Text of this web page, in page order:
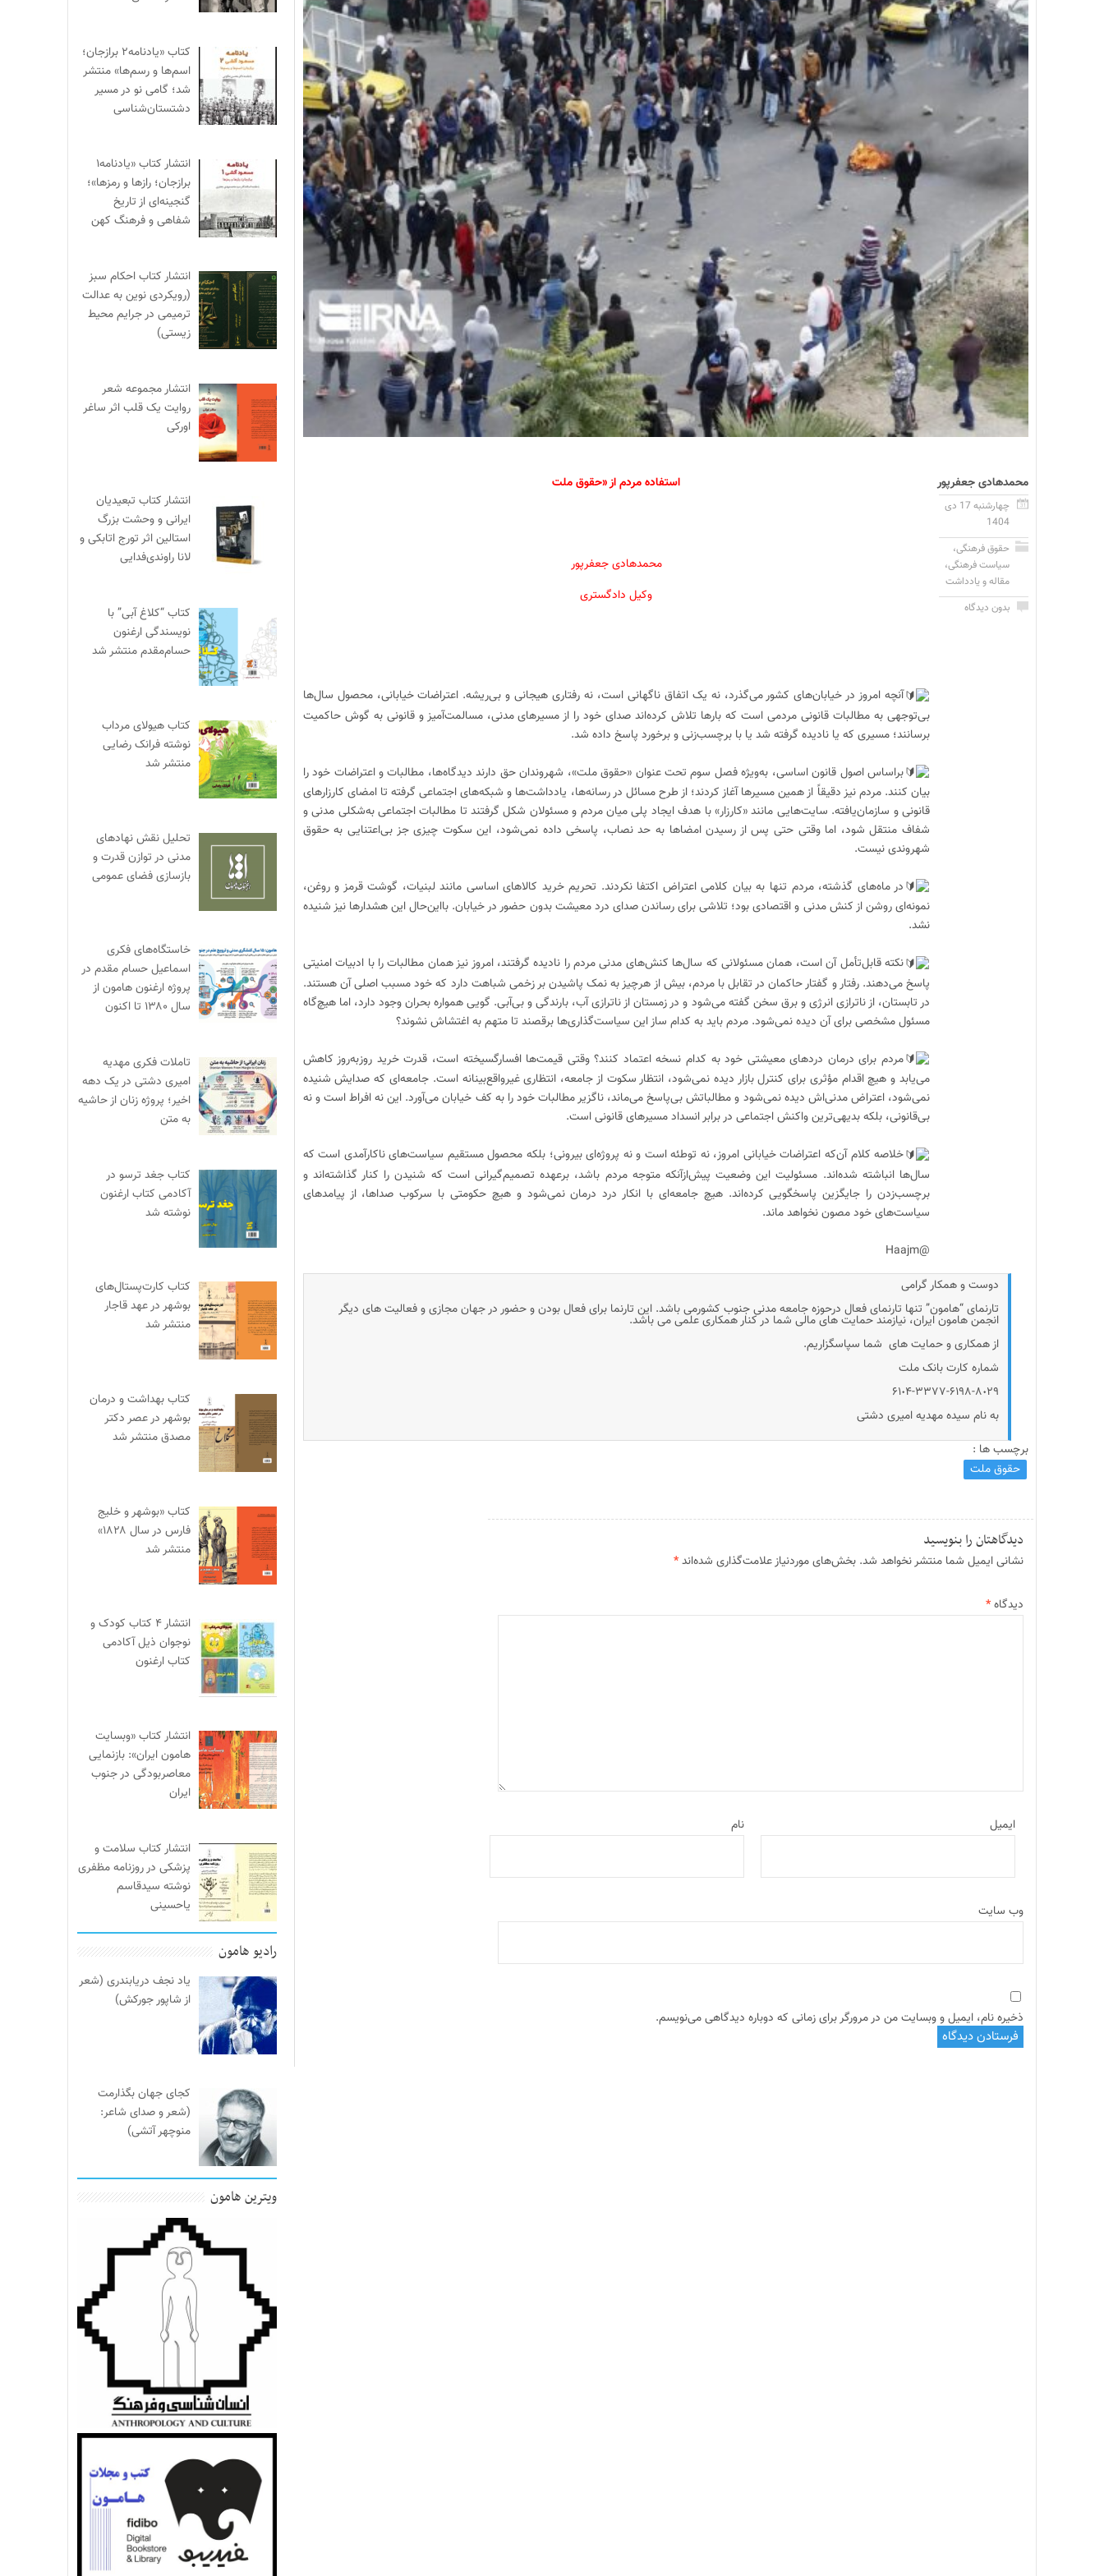
محمدهادی جعفرپور
چهارشنبه 17 دی
1404
حقوق فرهنگی،
سیاست فرهنگی،
مقاله و یادداشت
بدون دیدگاه
استفاده مردم از «حقوق ملت
محمدهادی جعفرپور
وکیل دادگستری
آنچه امروز در خیابان‌های کشور می‌گذرد، نه یک اتفاق ناگهانی است، نه رفتاری هیجانی و بی‌ریشه. اعتراضات خیابانی، محصول سال‌ها
بی‌توجهی به مطالبات قانونی مردمی است که بارها تلاش کرده‌اند صدای خود را از مسیرهای مدنی، مسالمت‌آمیز و قانونی به گوش حاکمیت
برسانند؛ مسیری که یا نادیده گرفته شد یا با برچسب‌زنی و برخورد پاسخ داده شد.
براساس اصول قانون اساسی، به‌ویژه فصل سوم تحت عنوان «حقوق ملت»، شهروندان حق دارند دیدگاه‌ها، مطالبات و اعتراضات خود را
بیان کنند. مردم نیز دقیقاً از همین مسیرها آغاز کردند؛ از طرح مسائل در رسانه‌ها، یادداشت‌ها و شبکه‌های اجتماعی گرفته تا امضای کارزارهای
قانونی و سازمان‌یافته. سایت‌هایی مانند «کارزار» با هدف ایجاد پلی میان مردم و مسئولان شکل گرفتند تا مطالبات اجتماعی به‌شکلی مدنی و
شفاف منتقل شود، اما وقتی حتی پس از رسیدن امضاها به حد نصاب، پاسخی داده نمی‌شود، این سکوت چیزی جز بی‌اعتنایی به حقوق
شهروندی نیست.
در ماه‌های گذشته، مردم تنها به بیان کلامی اعتراض اکتفا نکردند. تحریم خرید کالاهای اساسی مانند لبنیات، گوشت قرمز و روغن،
نمونه‌ای روشن از کنش مدنی و اقتصادی بود؛ تلاشی برای رساندن صدای درد معیشت بدون حضور در خیابان. بااین‌حال این هشدارها نیز شنیده
نشد.
نکته قابل‌تأمل آن است، همان مسئولانی که سال‌ها کنش‌های مدنی مردم را نادیده گرفتند، امروز نیز همان مطالبات را با ادبیات امنیتی
پاسخ می‌دهند. رفتار و گفتار حاکمان در تقابل با مردم، بیش از هرچیز به نمک پاشیدن بر زخمی شباهت دارد که خود مسبب اصلی آن هستند.
در تابستان، از ناترازی انرژی و برق سخن گفته می‌‌شود و در زمستان از ناترازی آب، بارندگی و بی‌آبی. گویی همواره بحران وجود دارد، اما هیچ‌گاه
مسئول مشخصی برای آن دیده نمی‌شود. مردم باید به کدام ساز این سیاست‌گذاری‌ها برقصند تا متهم به اغتشاش نشوند؟
مردم برای درمان دردهای معیشتی خود به کدام نسخه اعتماد کنند؟ وقتی قیمت‌ها افسارگسیخته است، قدرت خرید روزبه‌روز کاهش
می‌یابد و هیچ اقدام مؤثری برای کنترل بازار دیده نمی‌شود، انتظار سکوت از جامعه، انتظاری غیرواقع‌بینانه است. جامعه‌ای که صدایش شنیده
نمی‌شود، اعتراض مدنی‌اش دیده نمی‌شود و مطالباتش بی‌پاسخ می‌ماند، ناگزیر مطالبات خود را به کف خیابان می‌آورد. این نه افراط است و نه
بی‌قانونی، بلکه بدیهی‌ترین واکنش اجتماعی در برابر انسداد مسیرهای قانونی است.
خلاصه کلام آن‌که اعتراضات خیابانی امروز، نه توطئه است و نه پروژه‌ای بیرونی؛ بلکه محصول مستقیم سیاست‌های ناکارآمدی است که
سال‌ها انباشته شده‌اند. مسئولیت این وضعیت پیش‌ازآنکه متوجه مردم باشد، برعهده تصمیم‌گیرانی است که شنیدن را کنار گذاشته‌اند و
برچسب‌زدن را جایگزین پاسخگویی کرده‌اند. هیچ جامعه‌ای با انکار درد درمان نمی‌شود و هیچ حکومتی با سرکوب صداها، از پیامدهای
سیاست‌های خود مصون نخواهد ماند.
@Haajm
دوست و همکار گرامی
تارنمای “هامون” تنها تارنمای فعال درحوزه جامعه مدنی جنوب کشورمی باشد. این تارنما برای فعال بودن و حضور در جهان مجازی و فعالیت های دیگر
انجمن هامون ایران، نیازمند حمایت های مالی شما در کنار همکاری علمی می باشد.
از همکاری و حمایت های شما سپاسگزاریم.
شماره کارت بانک ملت
۶۱٠۴-۳۳۷۷-۶۱۹۸-۸٠۲۹
به نام سیده مهدیه امیری دشتی
برچسب ها :
حقوق ملت
دیدگاهتان را بنویسید
نشانی ایمیل شما منتشر نخواهد شد. بخش‌های موردنیاز علامت‌گذاری شده‌اند*
دیدگاه*
نام ایمیل
وب‌ سایت
ذخیره نام، ایمیل و وبسایت من در مرورگر برای زمانی که دوباره دیدگاهی می‌نویسم.
کتاب «یادنامه۲ برازجان؛
اسم‌ها و رسم‌ها» منتشر
شد؛ گامی نو در مسیر
دشتستان‌شناسی
انتشار کتاب «یادنامه۱
برازجان؛ رازها و رمزها»؛
گنجینه‌ای از تاریخ
شفاهی و فرهنگ کهن
انتشار کتاب احکام سبز
(رویکردی نوین به عدالت
ترمیمی در جرایم محیط‌
زیستی)
انتشار مجموعه شعر
روایت یک قلب اثر ساغر
اورکی
انتشار کتاب تبعیدیان
ایرانی و وحشت بزرگ
استالین اثر تورج اتابکی و
لانا راوندی‌فدایی
کتاب “کلاغ آبی” با
نویسندگی ارغنون
حسام‌مقدم منتشر شد
کتاب هیولای مرداب
نوشته فرانک رضایی
منتشر شد
تحلیل نقش نهادهای
مدنی در توازن قدرت و
بازسازی فضای عمومی
خاستگاه‌های فکری
اسماعیل حسام مقدم در
پروژه ارغنون هامون از
سال ۱۳۸۰ تا اکنون
تاملات فکری مهدیه
امیری دشتی در یک دهه
اخیر؛ پروژه زنان از حاشیه
به متن
کتاب جغد ترسو در
آکادمی کتاب ارغنون
نوشته شد
کتاب کارت‌پستال‌های
بوشهر در عهد قاجار
منتشر شد
کتاب بهداشت و درمان
بوشهر در عصر دکتر
مصدق منتشر شد
کتاب «بوشهر و خلیج
فارس در سال ۱۸۲۸»
منتشر شد
انتشار ۴ کتاب کودک و
نوجوان ذیل آکادمی
کتاب ارغنون
انتشار کتاب «وبسایت
هامون ایران»: بازنمایی
معاصربودگی در جنوب
ایران
انتشار کتاب سلامت و
پزشکی در روزنامه مظفری
نوشته سیدقاسم
یاحسینی
رادیو هامون
یاد نجف دریابندری (شعر
از شاپور جورکش)
کجای جهان بگذارمت
(شعر و صدای شاعر:
منوچهر آتشی)
ویترین هامون